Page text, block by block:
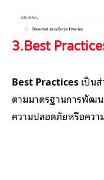
3.Best
Best Practicesเป็น
ตามมาตรฐานการพัฒน
ความปลอดภัยหรือควา